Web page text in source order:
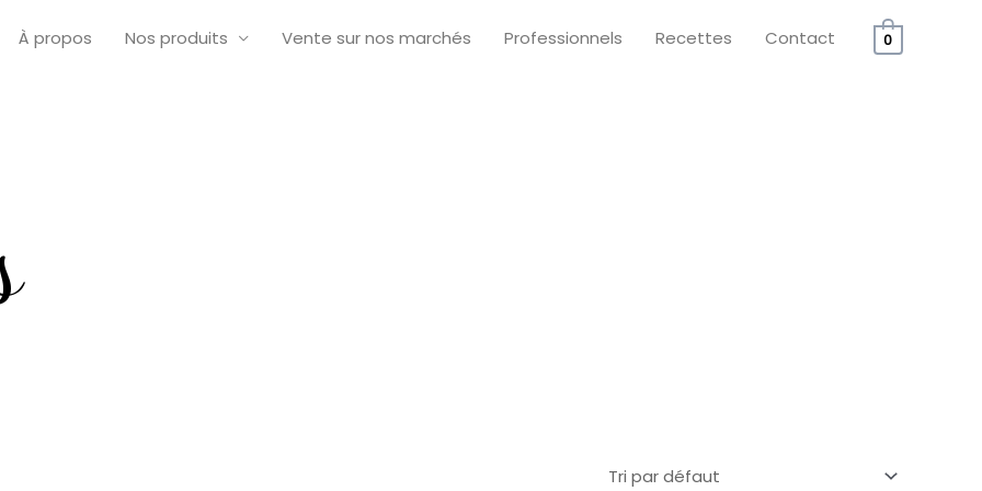
À propos Nos produits Vente sur nos marchés Professionnels Recettes Contact 0